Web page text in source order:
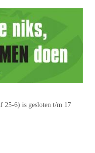
25-6) is gesloten t/m 17